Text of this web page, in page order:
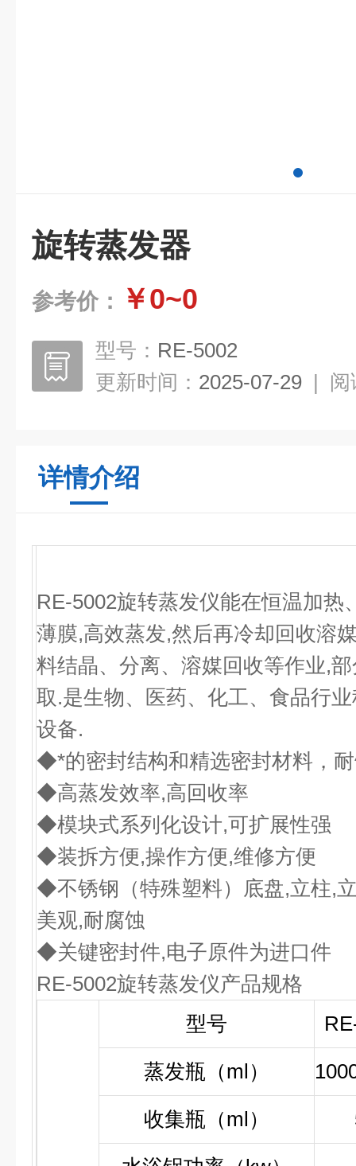
旋转蒸发器
参考价： ￥0~0
型号： RE-5002
更新时间： 2025-07-29 | 阅
详情介绍
RE-5002旋转蒸发仪能在恒温加热
薄膜,高效蒸发,然后再冷却回收溶
料结晶、分离、溶媒回收等作业,
取.是生物、医药、化工、食品行
设备.
◆*的密封结构和精选密封材料，
◆高蒸发效率,高回收率
◆模块式系列化设计,可扩展性强
◆装拆方便,操作方便,维修方便
◆不锈钢（特殊塑料）底盘,立柱,
美观,耐腐蚀
◆关键密封件,电子原件为进口件
RE-5002旋转蒸发仪产品规格
型号
蒸发瓶（ml）
收集瓶（ml）